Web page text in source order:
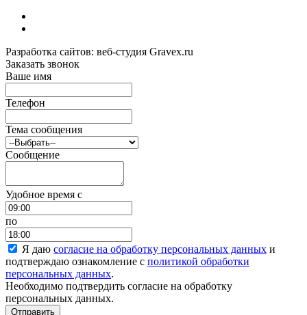
Разработка сайтов: веб-студия Gravex.ru
Заказать звонок
Ваше имя
Телефон
Тема сообщения
Сообщение
Удобное время c
по
Я даю согласие на обработку персональных данных и
подтверждаю ознакомление с политикой обработки
персональных данных.
Необходимо подтвердить согласие на обработку
персональных данных.
Отправить